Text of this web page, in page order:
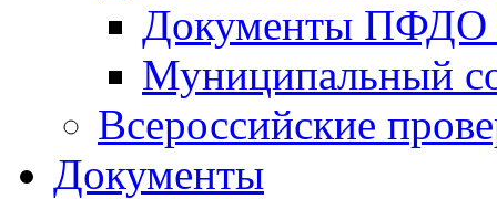
Документы ПФДО
Муниципальный
Всероссийские
Документы